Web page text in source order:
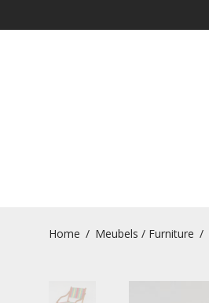
Home / Meubels / Furniture /